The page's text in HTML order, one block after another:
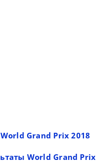
Grand Prix 2018
World Grand Prix